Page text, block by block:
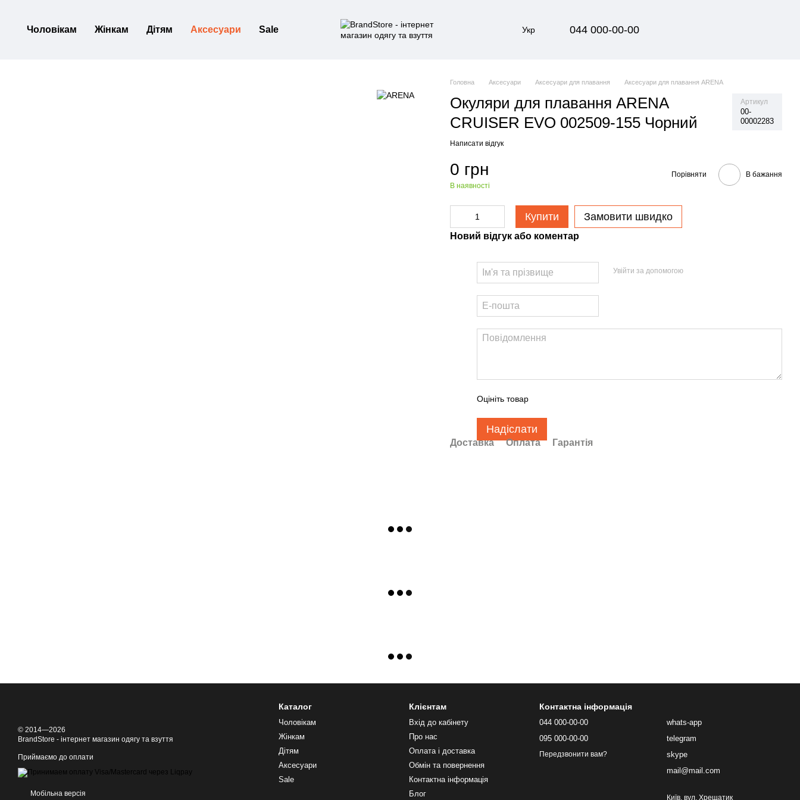
Чоловікам Жінкам Дітям Аксесуари Sale Укр 044 000-00-00
Головна Аксесуари Аксесуари для плавання Аксесуари для плавання ARENA
Окуляри для плавання ARENA
CRUISER EVO 002509-155 Чорний
Артикул
00-
00002283
Написати відгук
0 грн
В наявності
Порівняти В бажання
Купити Замовити швидко
Новий відгук або коментар
Увійти за допомогою
Оцініть товар
Надіслати
Доставка Оплата Гарантія
© 2014—2026
BrandStore - інтернет магазин одягу та взуття
Приймаємо до оплати
Мобільна версія
Каталог
Чоловікам
Жінкам
Дітям
Аксесуари
Sale
Клієнтам
Вхід до кабінету
Про нас
Оплата і доставка
Обмін та повернення
Контактна інформація
Блог
Контактна інформація
044 000-00-00
095 000-00-00
Передзвонити вам?
whats-app
telegram
skype
mail@mail.com
Київ, вул. Хрещатик